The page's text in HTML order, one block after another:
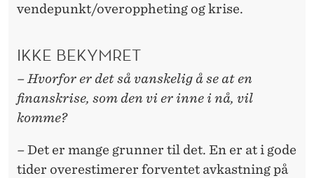
vendepunkt/overoppheting og krise.
IKKE BEKYMRET
– Hvorfor er det så vanskelig å se at en
finanskrise, som den vi er inne i nå, vil
komme?
–Det er mange grunner til det. En er at i gode
tider overestimerer forventet avkastning på